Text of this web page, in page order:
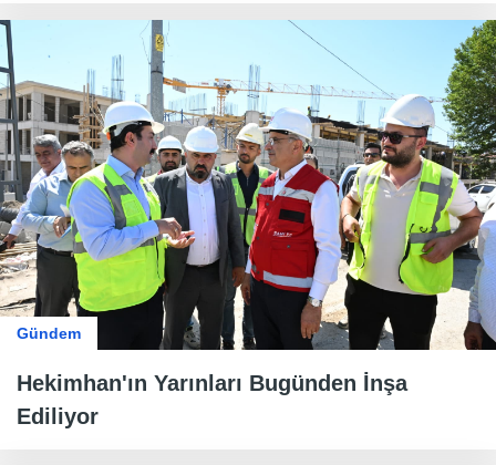
Gündem
Hekimhan'ın Yarınları Bugünden İnşa
Ediliyor